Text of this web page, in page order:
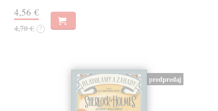
4,56 €
4,70 € ?
predpredaj